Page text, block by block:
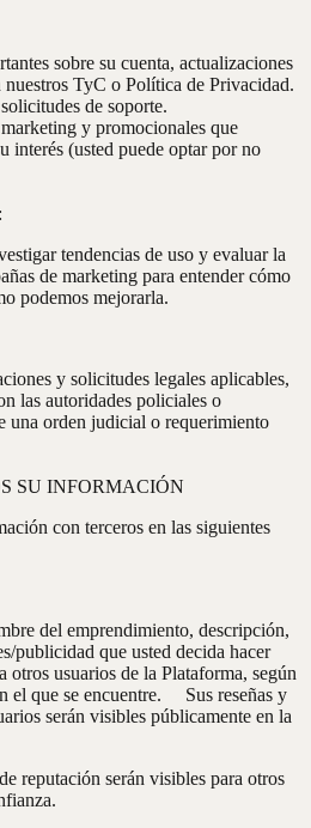
sobre su cuenta, actualizaciones
TyC o Política de Privacidad.
de soporte.
y promocionales que
interés (usted puede optar por no
tendencias de uso y evaluar la
de marketing para entender cómo
podemos mejorarla.
y solicitudes legales aplicables,
las autoridades policiales o
una orden judicial o requerimiento
SU INFORMACIÓN
con terceros en las siguientes
del emprendimiento, descripción,
publicidad que usted decida hacer
otros usuarios de la Plataforma, según
el que se encuentre. Sus reseñas y
serán visibles públicamente en la
reputación serán visibles para otros